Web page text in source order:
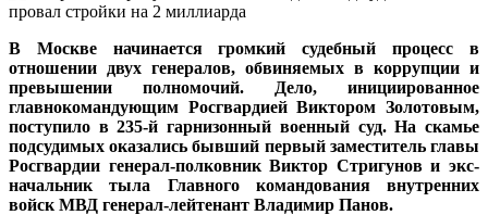
В Москве начинается громкий судебный процесс в
отношении двух генералов, обвиняемых в коррупции и
превышении полномочий. Дело, инициированное
главнокомандующим Росгвардией Виктором Золотовым,
поступило в 235-й гарнизонный военный суд. На скамье
подсудимых оказались бывший первый заместитель главы
Росгвардии генерал-полковник Виктор Стригунов и экс-
начальник тыла Главного командования внутренних
войск МВД генерал-лейтенант Владимир Панов.